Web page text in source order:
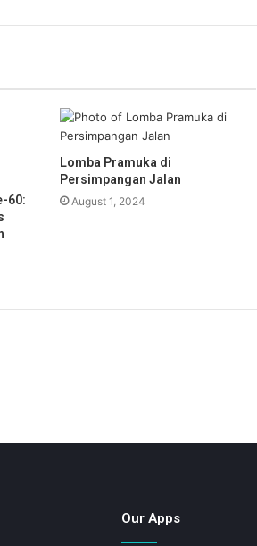
60:
Lomba Pramuka di
Persimpangan Jalan
August 1, 2024
Our Apps